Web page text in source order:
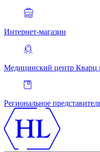
Интернет-магазин
Медицинский центр Кварц
Региональное